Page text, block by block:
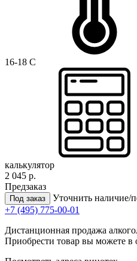
16-18 C
калькулятор
2 045 р.
Предзаказ
Под заказ
Уточнить наличие/
+7 (495) 775-00-01
Дистанционная продажа
Приобрести товар вы можете